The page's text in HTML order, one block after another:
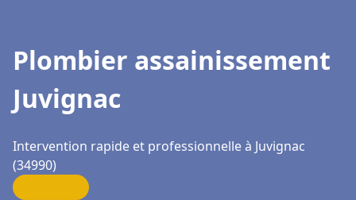
Plombier assainissement
Juvignac
Intervention rapide et professionnelle à Juvignac
(34990)